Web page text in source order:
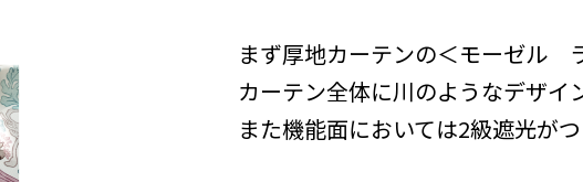
まず厚地カーテンの＜モーゼル
カーテン全体に川のようなデザイ
また機能面においては2級遮光が